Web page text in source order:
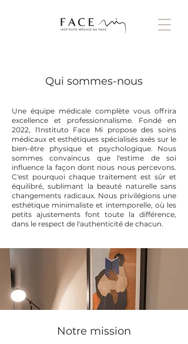
Qui sommes-nous
Une équipe médicale complète vous offrira
excellence et professionnalisme. Fondé en
2022, l'Instituto Face Mi propose des soins
médicaux et esthétiques spécialisés axés sur le
bien-être physique et psychologique. Nous
sommes convaincus que l'estime de soi
influence la façon dont nous nous percevons.
C'est pourquoi chaque traitement est sûr et
équilibré, sublimant la beauté naturelle sans
changements radicaux. Nous privilégions une
esthétique minimaliste et intemporelle, où les
petits ajustements font toute la différence,
dans le respect de l'authenticité de chacun.
Notre mission